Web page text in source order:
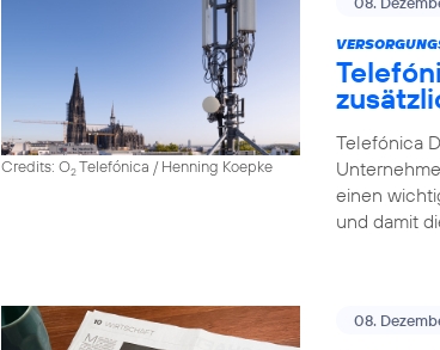
Credits: O2Telefónica / Henning Koepke
Telefónica
einen
und damit
08.